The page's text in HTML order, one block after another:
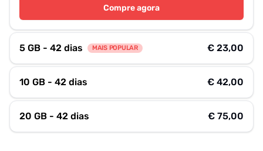
Compre agora
5 GB - 42 dias MAIS POPULAR € 23,00
10 GB - 42 dias € 42,00
20 GB - 42 dias € 75,00